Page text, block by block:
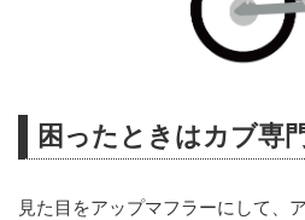
困ったときはカブ専
見た目をアップマフラーにして、